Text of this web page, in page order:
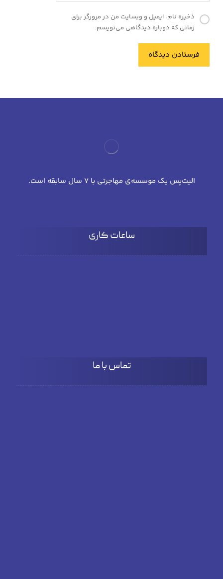
ذخیره نام، ایمیل و وبسایت من در مرورگر برای
زمانی که دوباره دیدگاهی می‌نویسم.
فرستادن دیدگاه
الیت‌پس یک موسسه‌ی مهاجرتی با 7 سال سابقه است.
ساعات کاری
تماس با ما